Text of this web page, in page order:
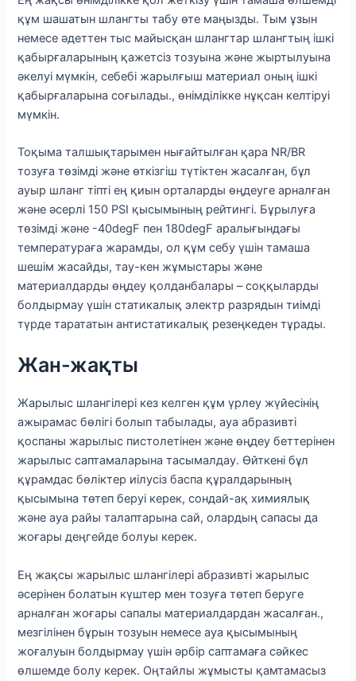
құм шашатын шлангты табу өте маңызды. Тым ұзын
немесе әдеттен тыс майысқан шлангтар шлангтың ішкі
қабырғаларының қажетсіз тозуына және жыртылуына
әкелуі мүмкін, себебі жарылғыш материал оның ішкі
қабырғаларына соғылады., өнімділікке нұқсан келтіруі
мүмкін.
Тоқыма талшықтарымен нығайтылған қара NR/BR
тозуға төзімді және өткізгіш түтіктен жасалған, бұл
ауыр шланг тіпті ең қиын орталарды өңдеуге арналған
және әсерлі 150 PSI қысымының рейтингі. Бұрылуға
төзімді және -40degF пен 180degF аралығындағы
температураға жарамды, ол құм себу үшін тамаша
шешім жасайды, тау-кен жұмыстары және
материалдарды өңдеу қолданбалары – соққыларды
болдырмау үшін статикалық электр разрядын тиімді
түрде тарататын антистатикалық резеңкеден тұрады.
Жан-жақты
Жарылыс шлангілері кез келген құм үрлеу жүйесінің
ажырамас бөлігі болып табылады, ауа абразивті
қоспаны жарылыс пистолетінен және өңдеу беттерінен
жарылыс саптамаларына тасымалдау. Өйткені бұл
құрамдас бөліктер иілусіз баспа құралдарының
қысымына төтеп беруі керек, сондай-ақ химиялық
және ауа райы талаптарына сай, олардың сапасы да
жоғары деңгейде болуы керек.
Ең жақсы жарылыс шлангілері абразивті жарылыс
әсерінен болатын күштер мен тозуға төтеп беруге
арналған жоғары сапалы материалдардан жасалған.,
мезгілінен бұрын тозуын немесе ауа қысымының
жоғалуын болдырмау үшін әрбір саптамаға сәйкес
өлшемде болу керек. Оңтайлы жұмысты қамтамасыз